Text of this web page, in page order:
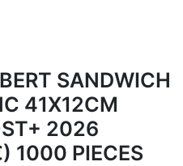
SANDWICH
41X12CM
2026
1000 PIECES